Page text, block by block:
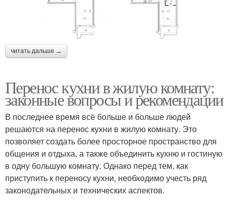
читать дальше →
Перенос кухни в жилую комнату:
законные вопросы и рекомендации
В последнее время всё больше и больше людей
решаются на перенос кухни в жилую комнату. Это
позволяет создать более просторное пространство для
общения и отдыха, а также объединить кухню и гостиную
в одну большую комнату. Однако перед тем, как
приступить к переносу кухни, необходимо учесть ряд
законодательных и технических аспектов.